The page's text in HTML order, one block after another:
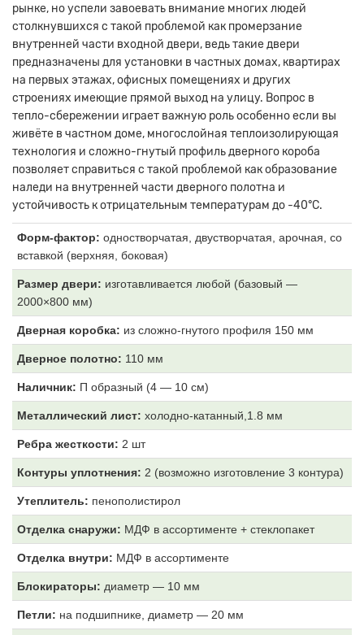
рынке, но успели завоевать внимание многих людей
столкнувшихся с такой проблемой как промерзание
внутренней части входной двери, ведь такие двери
предназначены для установки в частных домах, квартирах
на первых этажах, офисных помещениях и других
строениях имеющие прямой выход на улицу. Вопрос в
тепло-сбережении играет важную роль особенно если вы
живёте в частном доме, многослойная теплоизолирующая
технология и сложно-гнутый профиль дверного короба
позволяет справиться с такой проблемой как образование
наледи на внутренней части дверного полотна и
устойчивость к отрицательным температурам до -40°С.
Форм-фактор: одностворчатая, двустворчатая, арочная, со
вставкой (верхняя, боковая)
Размер двери: изготавливается любой (базовый —
2000×800 мм)
Дверная коробка: из сложно-гнутого профиля 150 мм
Дверное полотно: 110 мм
Наличник: П образный (4 — 10 см)
Металлический лист: холодно-катанный,1.8 мм
Ребра жесткости: 2 шт
Контуры уплотнения: 2 (возможно изготовление 3 контура)
Утеплитель: пенополистирол
Отделка снаружи: МДФ в ассортименте + стеклопакет
Отделка внутри: МДФ в ассортименте
Блокираторы: диаметр — 10 мм
Петли: на подшипнике, диаметр — 20 мм